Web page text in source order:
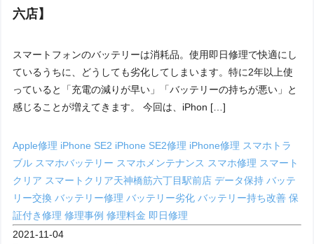
六店】
スマートフォンのバッテリーは消耗品。使用即日修理で快適にし
ているうちに、どうしても劣化してしまいます。特に2年以上使
っていると「充電の減りが早い」「バッテリーの持ちが悪い」と
感じることが増えてきます。 今回は、iPhon […]
Apple修理 iPhone SE2 iPhone SE2修理 iPhone修理 スマホトラ
ブル スマホバッテリー スマホメンテナンス スマホ修理 スマート
クリア スマートクリア天神橋筋六丁目駅前店データ保持バッテ
リー交換バッテリー修理バッテリー劣化バッテリー持ち改善保
証付き修理修理事例修理料金 即日修理
2021-11-04